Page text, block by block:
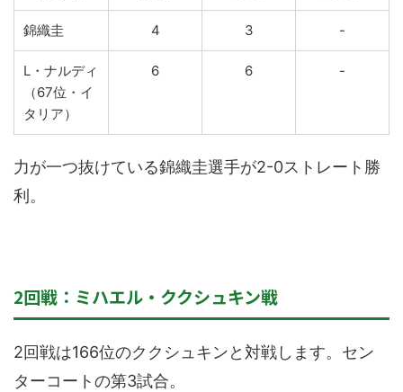
錦織圭 4 3 -
L・ナルディ
（67位・イ
タリア）
6 6 -
力が一つ抜けている錦織圭選手が2-0ストレート勝
利。
2回戦：ミハエル・ククシュキン戦
2回戦は166位のククシュキンと対戦します。セン
ターコートの第3試合。